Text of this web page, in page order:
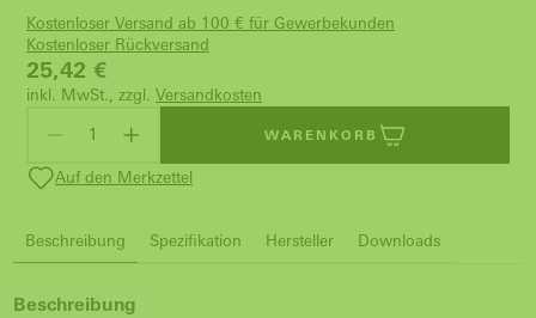
Kostenloser Versand ab 100 € für Gewerbekunden
Kostenloser Rückversand
25,42 €
inkl. MwSt., zzgl. Versandkosten
WARENKORB
Auf den Merkzettel
Beschreibung Spezifikation Hersteller Downloads
Beschreibung